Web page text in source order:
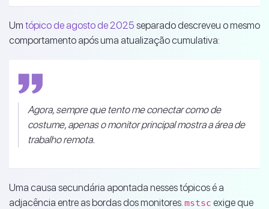
Um tópico de agosto de 2025 separado descreveu o mesmo
comportamento após uma atualização cumulativa:
Agora, sempre que tento me conectar como de
costume, apenas o monitor principal mostra a área de
trabalho remota.
Uma causa secundária apontada nesses tópicos é a
adjacência entre as bordas dos monitores. mstsc exige que